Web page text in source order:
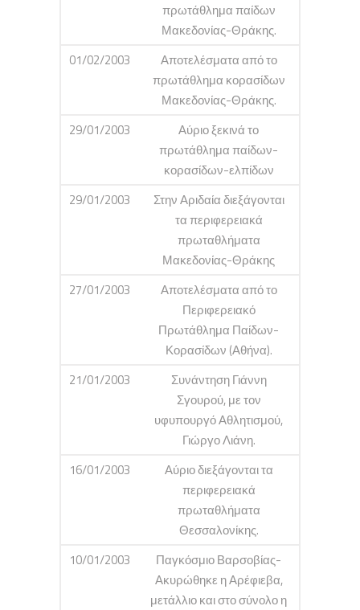
πρωτάθλημα παίδων
Μακεδονίας-Θράκης.
01/02/2003
Αποτελέσματα από το
πρωτάθλημα κορασίδων
Μακεδονίας-Θράκης.
29/01/2003
Αύριο ξεκινά το
πρωτάθλημα παίδων-
κορασίδων-ελπίδων
29/01/2003
Στην Αριδαία διεξάγονται
τα περιφερειακά
πρωταθλήματα
Μακεδονίας-Θράκης
27/01/2003
Αποτελέσματα από το
Περιφερειακό
Πρωτάθλημα Παίδων-
Κορασίδων (Αθήνα).
21/01/2003
Συνάντηση Γιάννη
Σγουρού, με τον
υφυπουργό Αθλητισμού,
Γιώργο Λιάνη.
16/01/2003
Αύριο διεξάγονται τα
περιφερειακά
πρωταθλήματα
Θεσσαλονίκης.
10/01/2003
Παγκόσμιο Βαρσοβίας-
Ακυρώθηκε η Αρέφιεβα,
μετάλλιο και στο σύνολο η